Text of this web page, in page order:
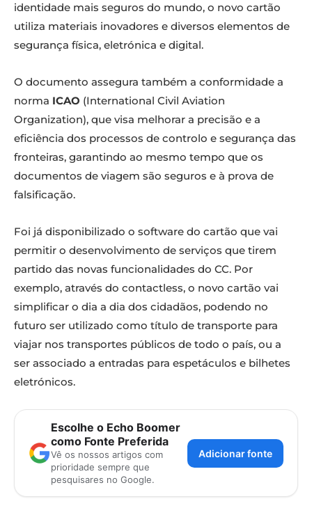
identidade mais seguros do mundo, o novo cartão
utiliza materiais inovadores e diversos elementos de
segurança física, eletrónica e digital.
O documento assegura também a conformidade a
norma ICAO (International Civil Aviation
Organization), que visa melhorar a precisão e a
eficiência dos processos de controlo e segurança das
fronteiras, garantindo ao mesmo tempo que os
documentos de viagem são seguros e à prova de
falsificação.
Foi já disponibilizado o software do cartão que vai
permitir o desenvolvimento de serviços que tirem
partido das novas funcionalidades do CC. Por
exemplo, através do contactless, o novo cartão vai
simplificar o dia a dia dos cidadãos, podendo no
futuro ser utilizado como título de transporte para
viajar nos transportes públicos de todo o país, ou a
ser associado a entradas para espetáculos e bilhetes
eletrónicos.
Escolhe o Echo Boomer
como Fonte Preferida
Vê os nossos artigos com
prioridade sempre que
pesquisares no Google.
Adicionar fonte